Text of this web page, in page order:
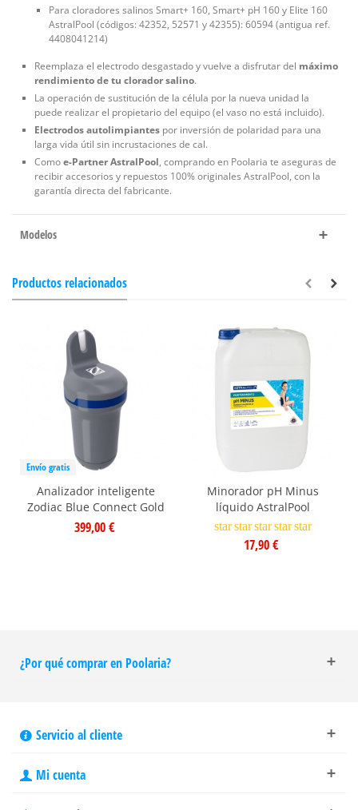
Para cloradores salinos Smart+ 160, Smart+ pH 160 y Elite 160
AstralPool (códigos: 42352, 52571 y 42355): 60594 (antigua ref.
4408041214)
Reemplaza el electrodo desgastado y vuelve a disfrutar del máximo
rendimiento de tu clorador salino.
La operación de sustitución de la célula por la nueva unidad la
puede realizar el propietario del equipo (el vaso no está incluido).
Electrodos autolimpiantes por inversión de polaridad para una
larga vida útil sin incrustaciones de cal.
Comoe-Partner AstralPool, comprando en Poolaria te aseguras de
recibir accesorios y repuestos 100% originales AstralPool, con la
garantía directa del fabricante.
Modelos
Productos relacionados
Envío gratis
Analizador inteligente
Zodiac Blue Connect Gold
399,00 €
Minorador pH Minus
líquido AstralPool
star star star star star
17,90 €
¿Por qué comprar en Poolaria?
Servicio al cliente
Mi cuenta